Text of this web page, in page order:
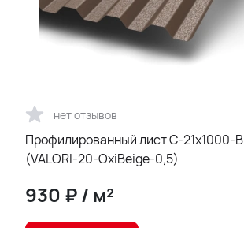
нет отзывов
Профилированный лист С-21х1000-B
(VALORI-20-OxiBеige-0,5)
930 ₽/ м²